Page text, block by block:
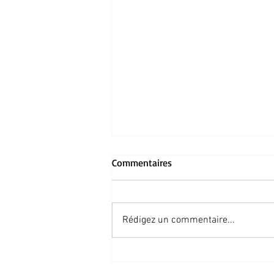
Tropique
Commentaires
Rédigez un commentaire...